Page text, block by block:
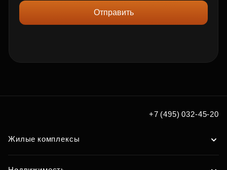
Отправить
+7 (495) 032-45-20
Жилые комплексы